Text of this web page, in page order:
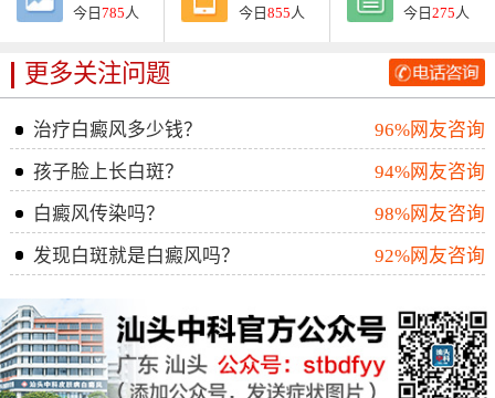
今日785 人 今日855 人 今日275 人
更多关注问题
治疗白癜风多少钱？
96%网友咨询
孩子脸上长白斑？
94%网友咨询
白癜风传染吗？
98%网友咨询
发现白斑就是白癜风吗？
92%网友咨询